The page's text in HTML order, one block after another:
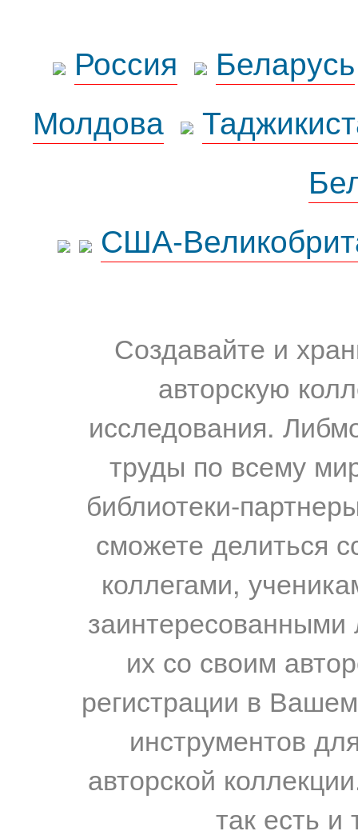
Россия
Беларусь
Молдова
США-
Создавайте и
авторскую
исследования.
труды по всему
библиотеки-
сможете делиться
коллегами,
их со своим
регистрации в
инструментов
авторской
так есть и